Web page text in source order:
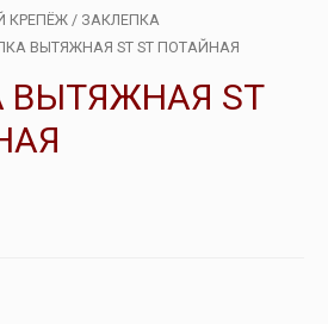
КРЕПЁЖ / ЗАКЛЕПКА
ВЫТЯЖНАЯ ST ST ПОТАЙНАЯ
ВЫТЯЖНАЯ ST